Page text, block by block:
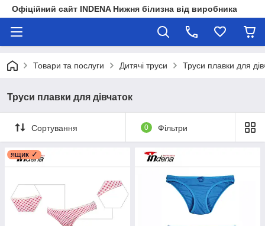
Офіційний сайт INDENA Нижня білизна від виробника
Товари та послуги Дитячі труси Труси плавки для
Труси плавки для дівчаток
Сортування 0 Фільтри
ящик ✓